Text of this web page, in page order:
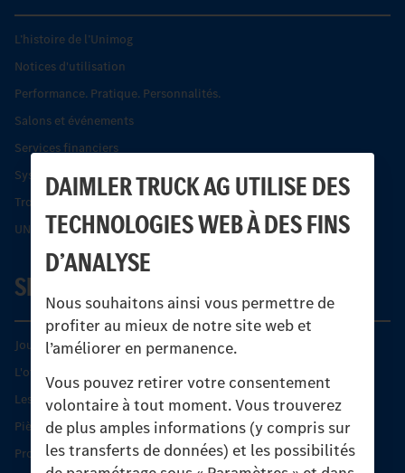
DAIMLER TRUCK AG UTILISE DES
TECHNOLOGIES WEB À DES FINS
D’ANALYSE
Nous souhaitons ainsi vous permettre de
profiter au mieux de notre site web et
l’améliorer en permanence.
Vous pouvez retirer votre consentement
volontaire à tout moment. Vous trouverez
de plus amples informations (y compris sur
les transferts de données) et les possibilités
L’histoire de l’Unimog
Notices d'utilisation
Performance. Pratique. Personnalités.
Salons et événements
Services financiers
Systèmes de sécurité Econic
Trouver un partenaire
UNI-TOUCH®
SERVICE
Journées diagnostic Technique S.A.V Unimog
L'offre de services Unimog
Les produits phares
Pièces d’origine
Protection et maintien de la valeur